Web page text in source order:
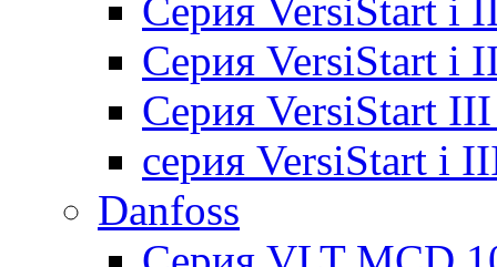
Cерия VersiStart i
Cерия VersiStart i
Cерия VersiStart
серия VersiStart i
Danfoss